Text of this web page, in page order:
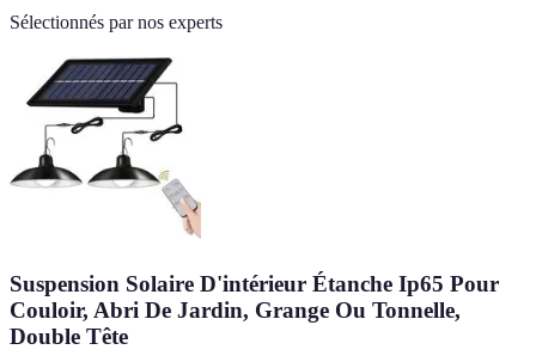
Sélectionnés par nos experts
Suspension Solaire D'intérieur Étanche Ip65 Pour
Couloir, Abri De Jardin, Grange Ou Tonnelle,
Double Tête